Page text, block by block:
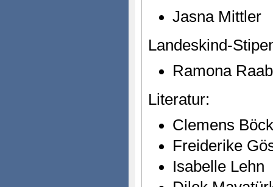
Jasna Mittler
Landeskind-
Ramona
Literatur:
Clemens
Freiderike
Isabelle Lehn